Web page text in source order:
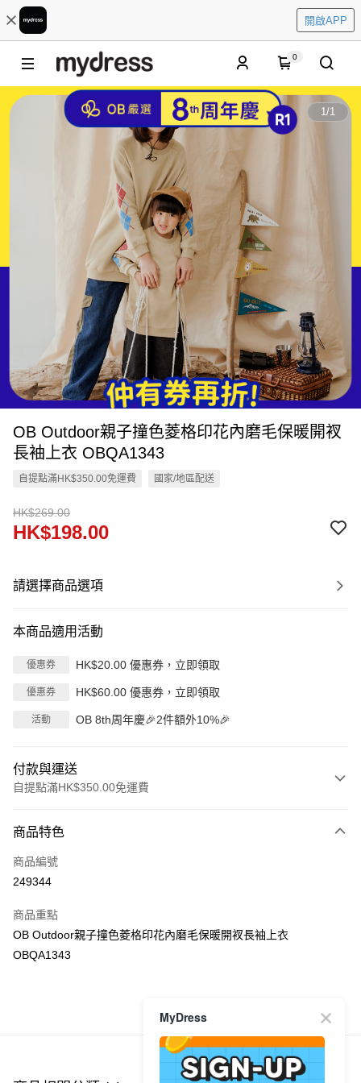
開啟APP
0
1/1
OB Outdoor親子撞色菱格印花內磨毛保暖開衩
長袖上衣 OBQA1343
自提點滿HK$350.00免運費 國家/地區配送
HK$269.00
HK$198.00
請選擇商品選項
本商品適用活動
優惠券 HK$20.00 優惠券，立即領取
優惠券 HK$60.00 優惠券，立即領取
活動 OB 8th周年慶🎉2件額外10%🎉
付款與運送
自提點滿HK$350.00免運費
信用卡
Apple Pay
PayMe
WeChat Pay
每筆HK$40.00，滿HK$350.00或以上免運費
付款後順豐站及營業點
商品特色
商品編號
249344
商品重點
OB Outdoor親子撞色菱格印花內磨毛保暖開衩長袖上衣
OBQA1343
商品推薦
MyDress